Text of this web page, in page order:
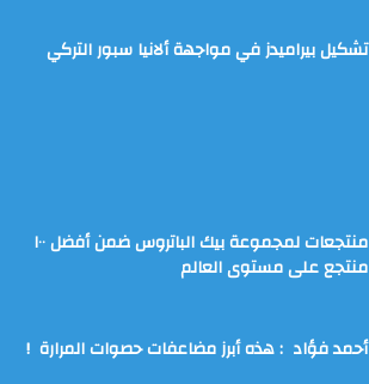
تشكيل بيراميدز في مواجهة ألانيا سبور التركي
منتجعات لمجموعة بيك الباتروس ضمن أفضل ١٠٠
منتجع على مستوى العالم
أحمد فؤاد : هذه أبرز مضاعفات حصوات المرارة !